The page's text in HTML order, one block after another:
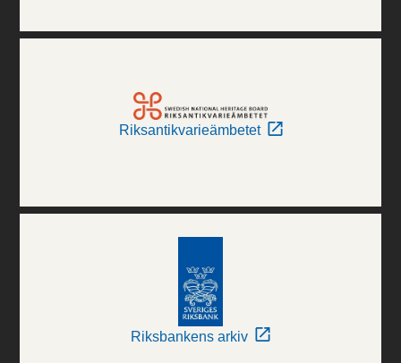
Riksantikvarieämbetet
Riksbankens arkiv